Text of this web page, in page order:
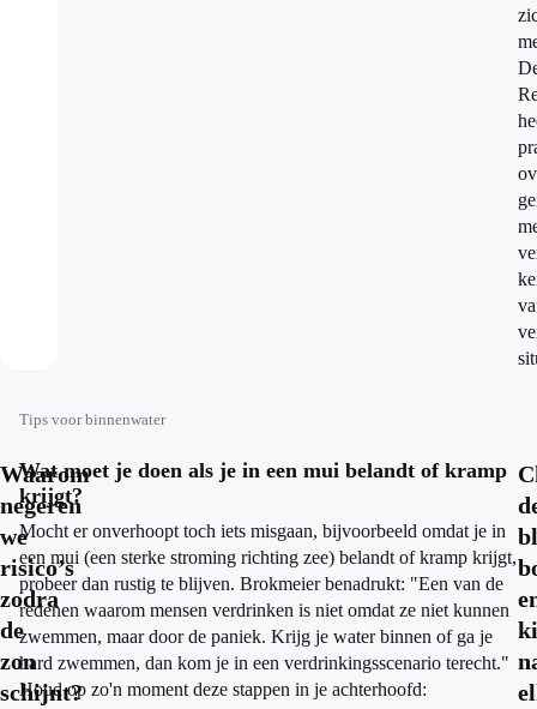
Tips voor binnenwater
Waarom
negeren
we
risico’s
zodra
de
zon
schijnt?
Wat moet je doen als je in een mui belandt of kramp
krijgt?
Mocht er onverhoopt toch iets misgaan, bijvoorbeeld omdat je in
een mui (een sterke stroming richting zee) belandt of kramp krijgt,
probeer dan rustig te blijven. Brokmeier benadrukt: "Een van de
redenen waarom mensen verdrinken is niet omdat ze niet kunnen
zwemmen, maar door de paniek. Krijg je water binnen of ga je
hard zwemmen, dan kom je in een verdrinkingsscenario terecht."
Houd op zo'n moment deze stappen in je achterhoofd: